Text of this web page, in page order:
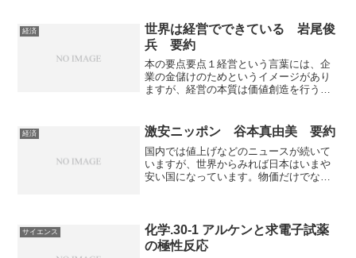
＝デカップリングを求めるようになって
います。デカップリングを可能にするネ
イチャー資本主義とはどんなもので、な
ぜデカップリングを資本主義したでデカ
ップリングを追い求めるようなったのか
を知ることのできる本になっています。
経済
世界は経営でできている 岩尾俊
兵 要約
本の要点要点１経営という言葉には、企
業の金儲けのためというイメージがあり
ますが、経営の本質は価値創造を行うこ
なく、普段の生活の中で様々な不条理や
不合理の原因となってしま...
経済 激安ニッポン 谷本真由美 要約
国内では値上げなどのニュースが続いて
いますが、世界からみれば日本はいまや
安い国になっています。物価だけでな
か、激安ニッポンとどう向き合うべきか
知ることができる本になっています。
サイエンス
化学.30-1 アルケンと求電子試薬
の極性反応